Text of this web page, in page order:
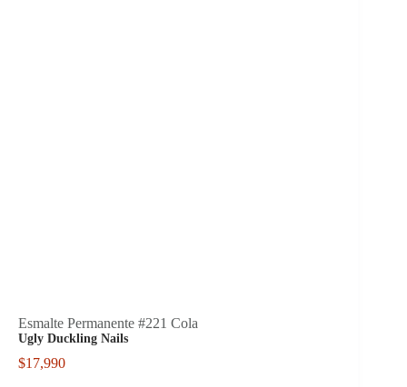
Esmalte Permanente #221 Cola
Ugly Duckling Nails
$17,990